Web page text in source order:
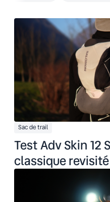
Sac de trail
Test Adv Skin 12
classique